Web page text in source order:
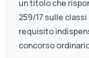
un titolo che
259/17 sulle
requisito
concorso